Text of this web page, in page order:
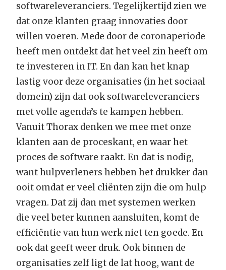
softwareleveranciers. Tegelijkertijd zien we
dat onze klanten graag innovaties door
willen voeren. Mede door de coronaperiode
heeft men ontdekt dat het veel zin heeft om
te investeren in IT. En dan kan het knap
lastig voor deze organisaties (in het sociaal
domein) zijn dat ook softwareleveranciers
met volle agenda’s te kampen hebben.
Vanuit Thorax denken we mee met onze
klanten aan de proceskant, en waar het
proces de software raakt. En dat is nodig,
want hulpverleners hebben het drukker dan
ooit omdat er veel cliënten zijn die om hulp
vragen. Dat zij dan met systemen werken
die veel beter kunnen aansluiten, komt de
efficiëntie van hun werk niet ten goede. En
ook dat geeft weer druk. Ook binnen de
organisaties zelf ligt de lat hoog, want de